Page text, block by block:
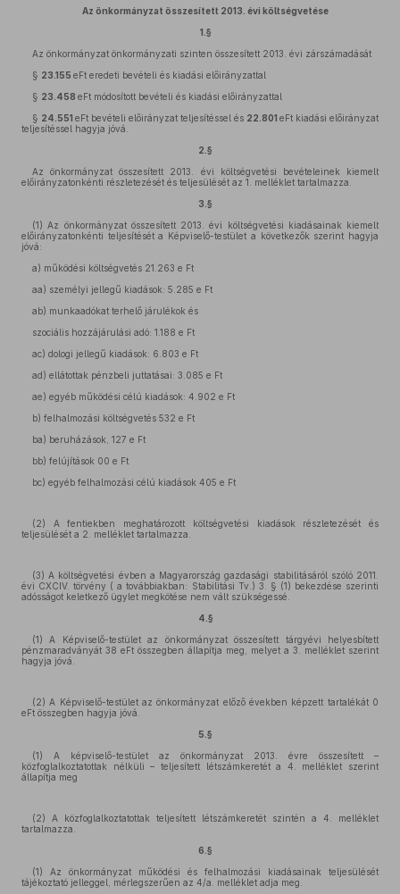
Az önkormányzat összesített 2013. évi költségvetése
1.§
Az önkormányzat önkormányzati szinten összesített 2013. évi zárszámadását
§ 23.155 eFt eredeti bevételi és kiadási előirányzattal
§ 23.458 eFt módosított bevételi és kiadási előirányzattal
§ 24.551 eFt bevételi előirányzat teljesítéssel és 22.801 eFt kiadási előirányzat
teljesítéssel hagyja jóvá.
2.§
Az önkormányzat összesített 2013. évi költségvetési bevételeinek kiemelt
előirányzatonkénti részletezését és teljesülését az 1. melléklet tartalmazza.
3.§
(1) Az önkormányzat összesített 2013. évi költségvetési kiadásainak kiemelt
előirányzatonkénti teljesítését a Képviselő-testület a következők szerint hagyja
jóvá:
a) működési költségvetés 21.263 e Ft
aa) személyi jellegű kiadások: 5.285 e Ft
ab) munkaadókat terhelő járulékok és
szociális hozzájárulási adó: 1.188 e Ft
ac) dologi jellegű kiadások: 6.803 e Ft
ad) ellátottak pénzbeli juttatásai: 3.085 e Ft
ae) egyéb működési célú kiadások: 4.902 e Ft
b) felhalmozási költségvetés 532 e Ft
ba) beruházások, 127 e Ft
bb) felújítások 00 e Ft
bc) egyéb felhalmozási célú kiadások 405 e Ft
(2) A fentiekben meghatározott költségvetési kiadások részletezését és
teljesülését a 2. melléklet tartalmazza.
(3) A költségvetési évben a Magyarország gazdasági stabilitásáról szóló 2011.
évi CXCIV. törvény ( a továbbiakban: Stabilitási Tv.) 3. § (1) bekezdése szerinti
adósságot keletkező ügylet megkötése nem vált szükségessé.
4.§
(1) A Képviselő-testület az önkormányzat összesített tárgyévi helyesbített
pénzmaradványát 38 eFt összegben állapítja meg, melyet a 3. melléklet szerint
hagyja jóvá.
(2) A Képviselő-testület az önkormányzat előző években képzett tartalékát 0
eFt összegben hagyja jóvá.
5.§
(1) A képviselő-testület az önkormányzat 2013. évre összesített –
közfoglalkoztatottak nélküli – teljesített létszámkeretét a 4. melléklet szerint
állapítja meg
(2) A közfoglalkoztatottak teljesített létszámkeretét szintén a 4. melléklet
tartalmazza.
6.§
(1) Az önkormányzat működési és felhalmozási kiadásainak teljesülését
tájékoztató jelleggel, mérlegszerűen az 4/a. melléklet adja meg.